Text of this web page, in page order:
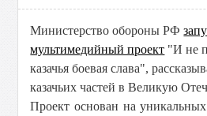
Министерство обороны РФ
мультимедийный проект "И не
казачья боевая слава",
казачьих частей в Великую
Проект основан на